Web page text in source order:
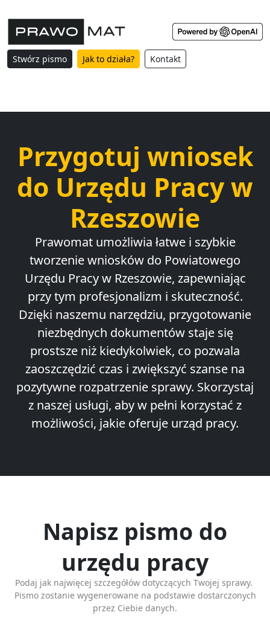
Stwórz pismo Jak to działa? Kontakt
Przygotuj wniosek
do Urzędu Pracy w
Rzeszowie
Prawomat umożliwia łatwe i szybkie
tworzenie wniosków do Powiatowego
Urzędu Pracy w Rzeszowie, zapewniając
przy tym profesjonalizm i skuteczność.
Dzięki naszemu narzędziu, przygotowanie
niezbędnych dokumentów staje się
prostsze niż kiedykolwiek, co pozwala
zaoszczędzić czas i zwiększyć szanse na
pozytywne rozpatrzenie sprawy. Skorzystaj
z naszej usługi, aby w pełni korzystać z
możliwości, jakie oferuje urząd pracy.
Napisz pismo do
urzędu pracy
Podaj jak najwięcej szczegółów dotyczących Twojej sprawy.
Pismo zostanie wygenerowane na podstawie dostarczonych
przez Ciebie danych.